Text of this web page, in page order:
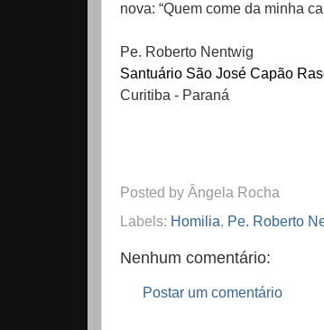
nova: “Quem come da minha
Pe. Roberto Nentwig
Santuário São José Capão
Curitiba - Paraná
Posted by Ângela Rocha
Labels: Homilia Pe. Roberto
Nenhum comentário:
Postar um comentário